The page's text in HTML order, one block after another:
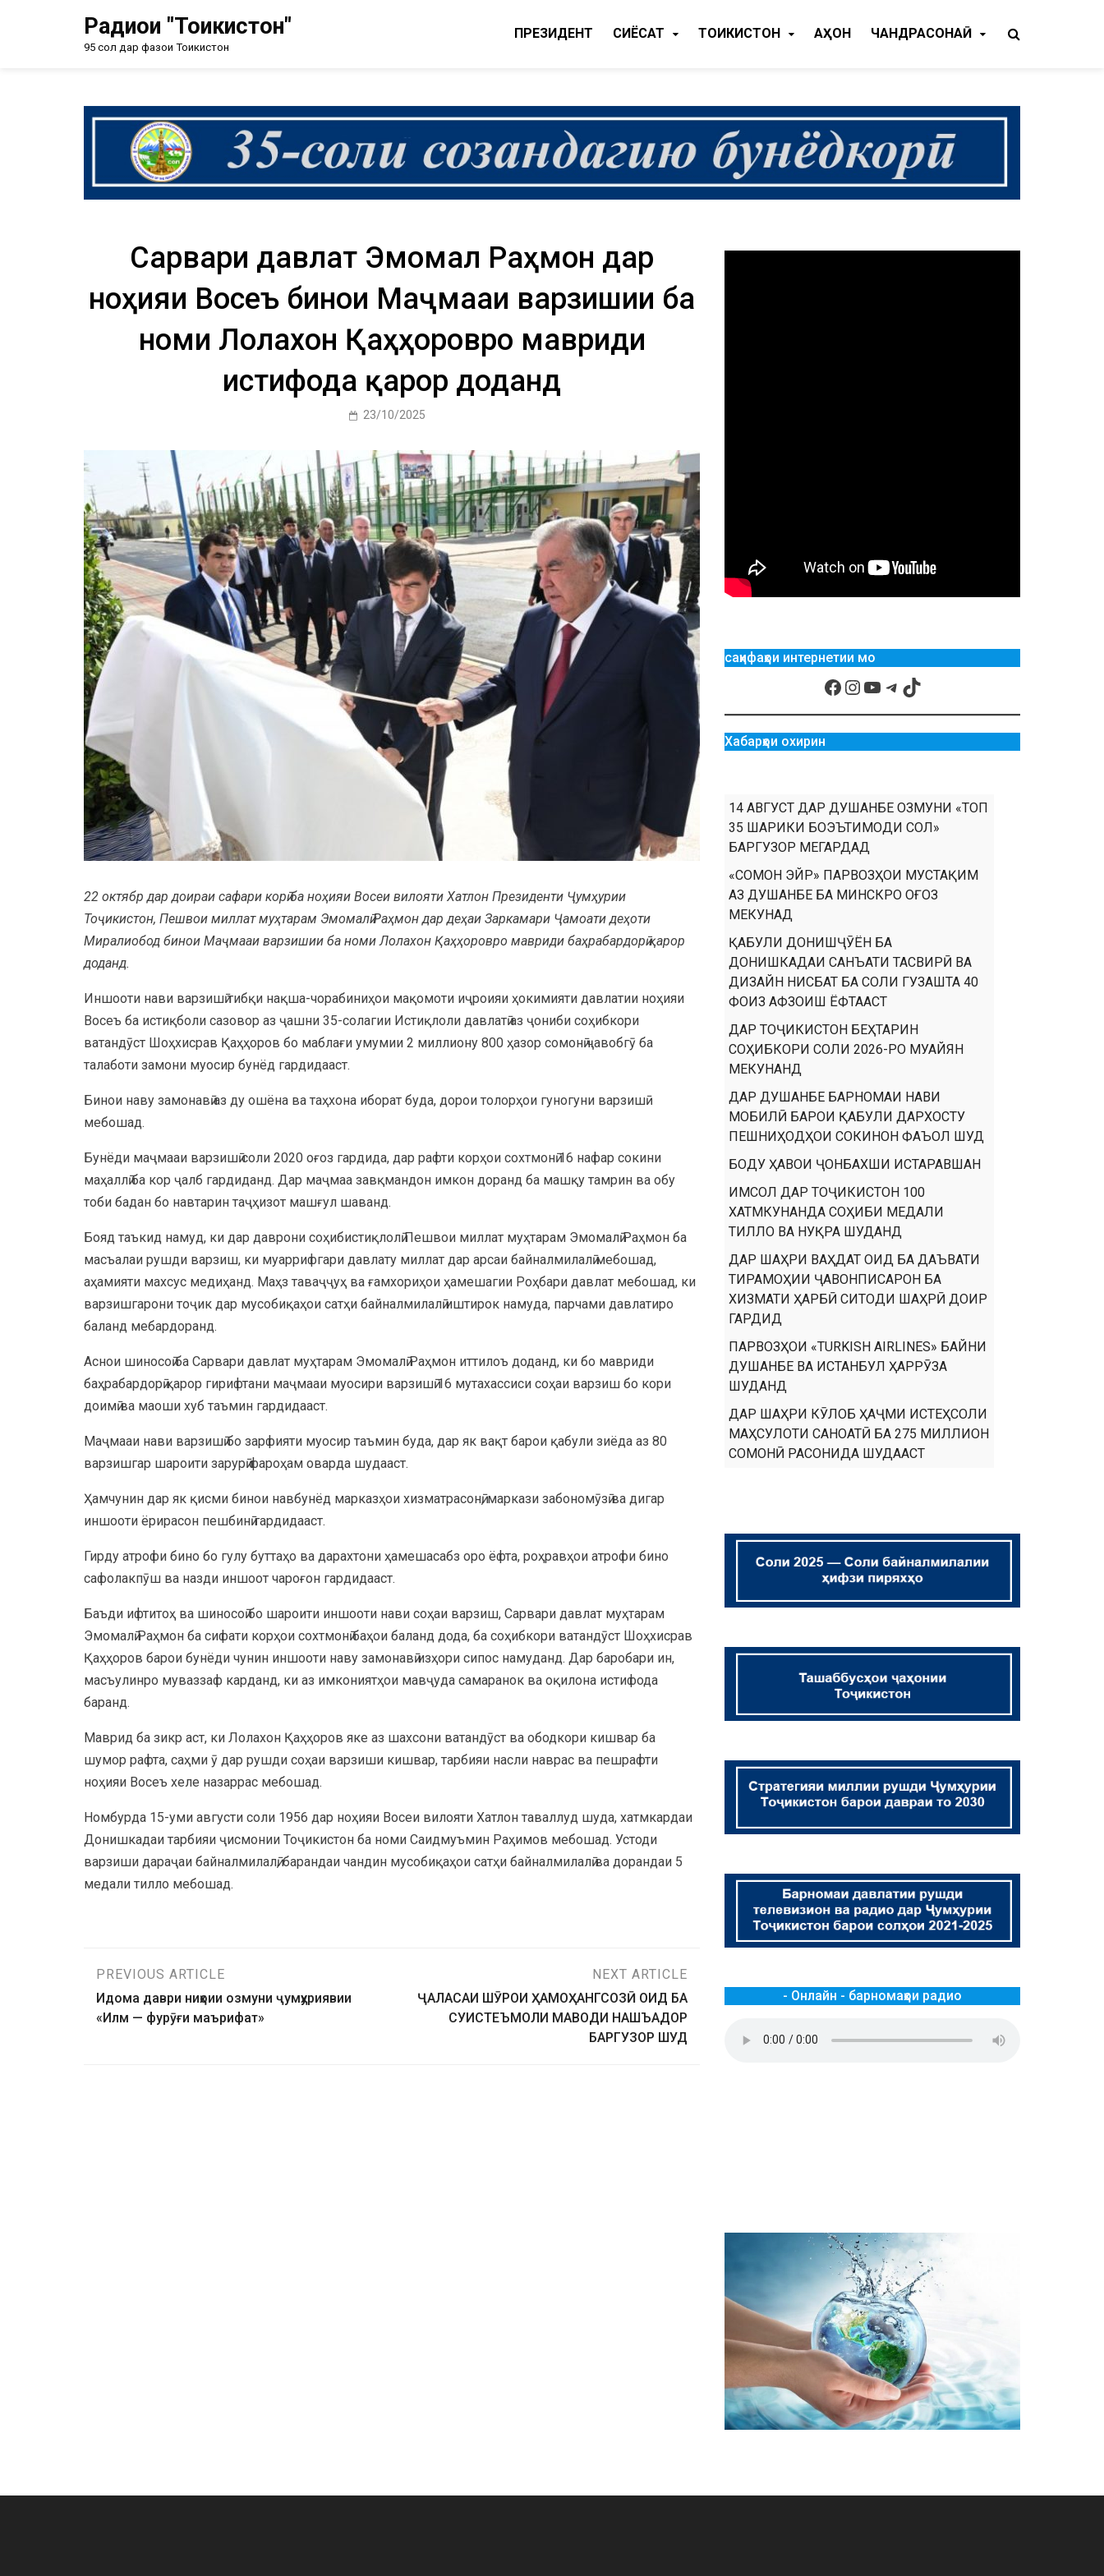
Радиои "Тоҷикистон"
95 сол дар фазои Тоҷикистон
ПРЕЗИДЕНТ CИЁСАТ ТОҶИКИСТОН ҶАҲОН ЧАНДРАСОНАӢ
Сарвари давлат Эмомалӣ Раҳмон дар
ноҳияи Восеъ бинои Маҷмааи варзишии ба
номи Лолахон Қаҳҳоровро мавриди
истифода қарор доданд
23/10/2025
22 октябр дар доираи сафари корӣ ба ноҳияи Восеи вилояти Хатлон Президенти Ҷумҳурии
Тоҷикистон, Пешвои миллат муҳтарам Эмомалӣ Раҳмон дар деҳаи Заркамари Ҷамоати деҳоти
Миралиобод бинои Маҷмааи варзишии ба номи Лолахон Қаҳҳоровро мавриди баҳрабардорӣ қарор
доданд.
Иншооти нави варзишӣ тибқи нақша-чорабиниҳои мақомоти иҷроияи ҳокимияти давлатии ноҳияи
Восеъ ба истиқболи сазовор аз ҷашни 35-солагии Истиқлоли давлатӣ аз ҷониби соҳибкори
ватандӯст Шоҳхисрав Қаҳҳоров бо маблағи умумии 2 миллиону 800 ҳазор сомонӣ ҷавобгӯ ба
талаботи замони муосир бунёд гардидааст.
Бинои наву замонавӣ аз ду ошёна ва таҳхона иборат буда, дорои толорҳои гуногуни варзишӣ
мебошад.
Бунёди маҷмааи варзишӣ соли 2020 оғоз гардида, дар рафти корҳои сохтмонӣ 16 нафар сокини
маҳаллӣ ба кор ҷалб гардиданд. Дар маҷмаа завқмандон имкон доранд ба машқу тамрин ва обу
тоби бадан бо навтарин таҷҳизот машғул шаванд.
Бояд таъкид намуд, ки дар даврони соҳибистиқлолӣ Пешвои миллат муҳтарам Эмомалӣ Раҳмон ба
масъалаи рушди варзиш, ки муаррифгари давлату миллат дар арсаи байналмилалӣ мебошад,
аҳамияти махсус медиҳанд. Маҳз таваҷҷуҳ ва ғамхориҳои ҳамешагии Роҳбари давлат мебошад, ки
варзишгарони тоҷик дар мусобиқаҳои сатҳи байналмилалӣ иштирок намуда, парчами давлатиро
баланд мебардоранд.
Аснои шиносоӣ ба Сарвари давлат муҳтарам Эмомалӣ Раҳмон иттилоъ доданд, ки бо мавриди
баҳрабардорӣ қарор гирифтани маҷмааи муосири варзишӣ 16 мутахассиси соҳаи варзиш бо кори
доимӣ ва маоши хуб таъмин гардидааст.
Маҷмааи нави варзишӣ бо зарфияти муосир таъмин буда, дар як вақт барои қабули зиёда аз 80
варзишгар шароити зарурӣ фароҳам оварда шудааст.
Ҳамчунин дар як қисми бинои навбунёд марказҳои хизматрасонӣ, маркази забономӯзӣ ва дигар
иншооти ёрирасон пешбинӣ гардидааст.
Гирду атрофи бино бо гулу буттаҳо ва дарахтони ҳамешасабз оро ёфта, роҳравҳои атрофи бино
сафолакпӯш ва назди иншоот чароғон гардидааст.
Баъди ифтитоҳ ва шиносоӣ бо шароити иншооти нави соҳаи варзиш, Сарвари давлат муҳтарам
Эмомалӣ Раҳмон ба сифати корҳои сохтмонӣ баҳои баланд дода, ба соҳибкори ватандӯст Шоҳхисрав
Қаҳҳоров барои бунёди чунин иншооти наву замонавӣ изҳори сипос намуданд. Дар баробари ин,
масъулинро муваззаф карданд, ки аз имкониятҳои мавҷуда самаранок ва оқилона истифода
баранд.
Маврид ба зикр аст, ки Лолахон Қаҳҳоров яке аз шахсони ватандӯст ва ободкори кишвар ба
шумор рафта, саҳми ӯ дар рушди соҳаи варзиши кишвар, тарбияи насли наврас ва пешрафти
ноҳияи Восеъ хеле назаррас мебошад.
Номбурда 15-уми августи соли 1956 дар ноҳияи Восеи вилояти Хатлон таваллуд шуда, хатмкардаи
Донишкадаи тарбияи ҷисмонии Тоҷикистон ба номи Саидмуъмин Раҳимов мебошад. Устоди
варзиши дараҷаи байналмилалӣ, барандаи чандин мусобиқаҳои сатҳи байналмилалӣ ва дорандаи 5
медали тилло мебошад.
PREVIOUS ARTICLE
Идома даври ниҳоии озмуни ҷумҳуриявии
«Илм — фурӯғи маърифат»
NEXT ARTICLE
ҶАЛАСАИ ШӮРОИ ҲАМОҲАНГСОЗӢ ОИД БА
СУИСТЕЪМОЛИ МАВОДИ НАШЪАДОР
БАРГУЗОР ШУД
саҳифаҳои интернетии мо
Хабарҳои охирин
14 АВГУСТ ДАР ДУШАНБЕ ОЗМУНИ «ТОП
35 ШАРИКИ БОЭЪТИМОДИ СОЛ»
БАРГУЗОР МЕГАРДАД
«СОМОН ЭЙР» ПАРВОЗҲОИ МУСТАҚИМ
АЗ ДУШАНБЕ БА МИНСКРО ОҒОЗ
МЕКУНАД
ҚАБУЛИ ДОНИШҶӮЁН БА
ДОНИШКАДАИ САНЪАТИ ТАСВИРӢ ВА
ДИЗАЙН НИСБАТ БА СОЛИ ГУЗАШТА 40
ФОИЗ АФЗОИШ ЁФТААСТ
ДАР ТОҶИКИСТОН БЕҲТАРИН
СОҲИБКОРИ СОЛИ 2026-РО МУАЙЯН
МЕКУНАНД
ДАР ДУШАНБЕ БАРНОМАИ НАВИ
МОБИЛӢ БАРОИ ҚАБУЛИ ДАРХОСТУ
ПЕШНИҲОДҲОИ СОКИНОН ФАЪОЛ ШУД
БОДУ ҲАВОИ ҶОНБАХШИ ИСТАРАВШАН
ИМСОЛ ДАР ТОҶИКИСТОН 100
ХАТМКУНАНДА СОҲИБИ МЕДАЛИ
ТИЛЛО ВА НУҚРА ШУДАНД
ДАР ШАҲРИ ВАҲДАТ ОИД БА ДАЪВАТИ
ТИРАМОҲИИ ҶАВОНПИСАРОН БА
ХИЗМАТИ ҲАРБӢ СИТОДИ ШАҲРӢ ДОИР
ГАРДИД
ПАРВОЗҲОИ «TURKISH AIRLINES» БАЙНИ
ДУШАНБЕ ВА ИСТАНБУЛ ҲАРРӮЗА
ШУДАНД
ДАР ШАҲРИ КӮЛОБ ҲАҶМИ ИСТЕҲСОЛИ
МАҲСУЛОТИ САНОАТӢ БА 275 МИЛЛИОН
СОМОНӢ РАСОНИДА ШУДААСТ
- Онлайн - барномаҳои радио